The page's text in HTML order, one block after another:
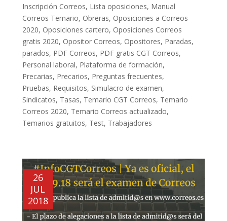
Inscripción Correos, Lista oposiciones, Manual
Correos Temario, Obreras, Oposiciones a Correos
2020, Oposiciones cartero, Oposiciones Correos
gratis 2020, Opositor Correos, Opositores, Paradas,
parados, PDF Correos, PDF gratis CGT Correos,
Personal laboral, Plataforma de formación,
Precarias, Precarios, Preguntas frecuentes,
Pruebas, Requisitos, Simulacro de examen,
Sindicatos, Tasas, Temario CGT Correos, Temario
Correos 2020, Temario Correos actualizado,
Temarios gratuitos, Test, Trabajadores
26
JUL
2018